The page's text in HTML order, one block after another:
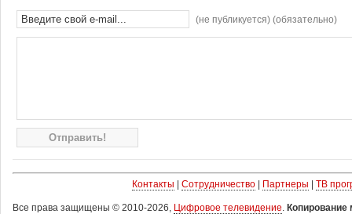
(не публикуется) (обязательно)
Контакты Сотрудничество| Партнеры ТВ
Все права защищены © 2010-2026, Цифровое телевидение. Копирование